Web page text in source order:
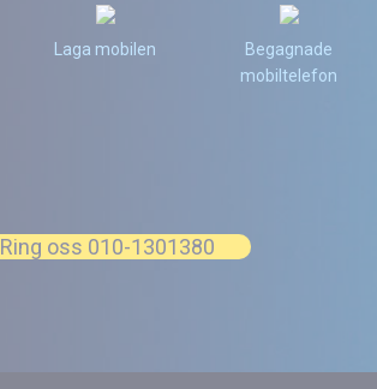
Laga mobilen
Begagnade
mobiltelefon
Ring oss 010-1301380